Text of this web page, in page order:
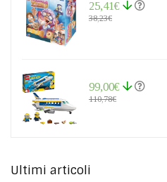
25,41€
38,23€
99,00€
110,78€
Ultimi articoli